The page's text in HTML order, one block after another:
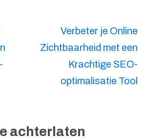
Verbeter je Online
Zichtbaarheid met een
Krachtige SEO-
optimalisatie Tool
achterlaten